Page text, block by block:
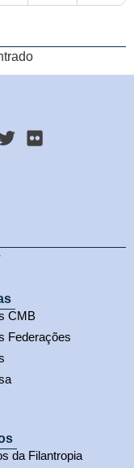
CMB
Federações
da Filantropia